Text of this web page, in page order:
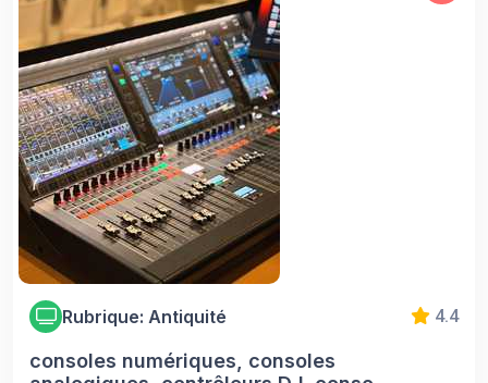
Rubrique: Antiquité 4.4
consoles numériques, consoles